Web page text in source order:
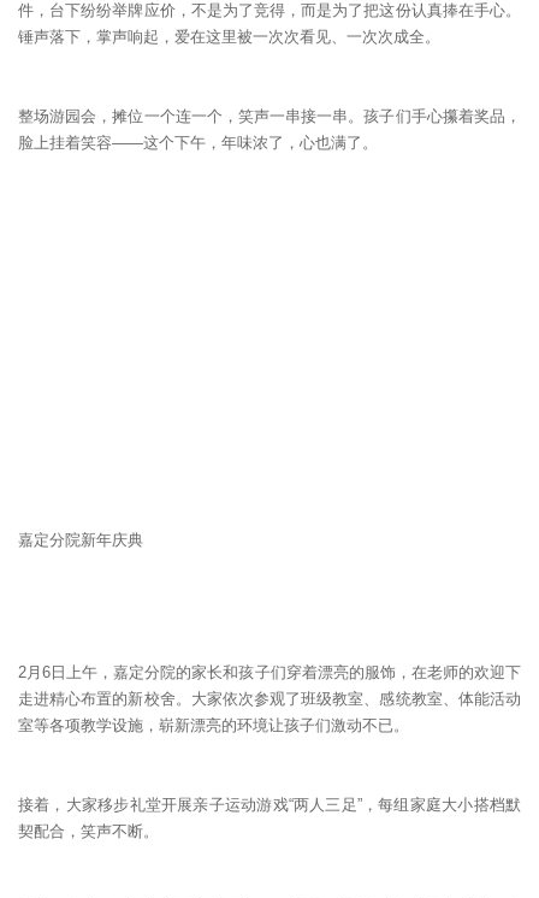
件，台下纷纷举牌应价，不是为了竞得，而是为了把这份认真捧在手心。
锤声落下，掌声响起，爱在这里被一次次看见、一次次成全。
整场游园会，摊位一个连一个，笑声一串接一串。孩子们手心攥着奖品，
脸上挂着笑容——这个下午，年味浓了，心也满了。
嘉定分院新年庆典
2月6日上午，嘉定分院的家长和孩子们穿着漂亮的服饰，在老师的欢迎下
走进精心布置的新校舍。大家依次参观了班级教室、感统教室、体能活动
室等各项教学设施，崭新漂亮的环境让孩子们激动不已。
接着，大家移步礼堂开展亲子运动游戏“两人三足”，每组家庭大小搭档默
契配合，笑声不断。